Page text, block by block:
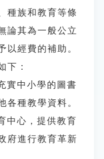
種族和教育等條
論其為一般公立
以經費的補助。
：
中小學的圖書
各種教學資料。
心，提供教育
府進行教育革新